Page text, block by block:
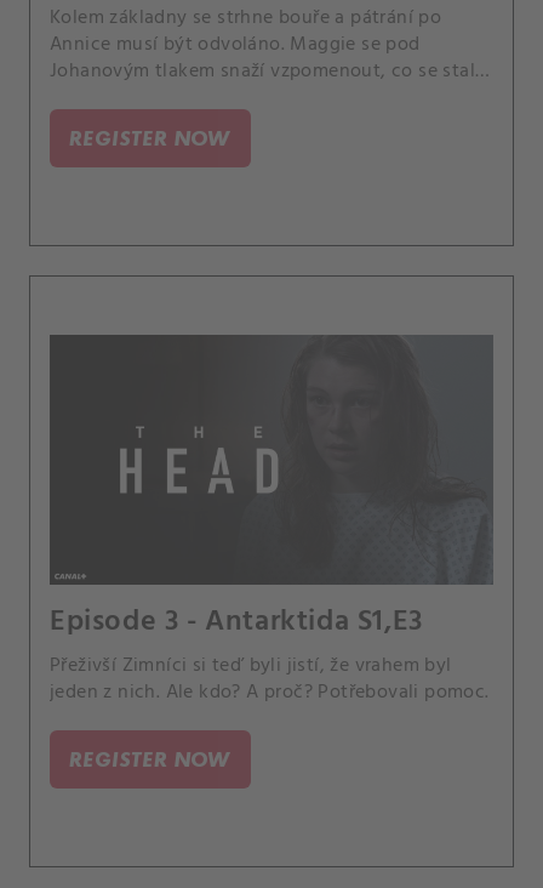
Kolem základny se strhne bouře a pátrání po
Annice musí být odvoláno. Maggie se pod
Johanovým tlakem snaží vzpomenout, co se stalo
REGISTER NOW
Episode 3 - Antarktida S1,E3
Přeživší Zimníci si teď byli jistí, že vrahem byl
jeden z nich. Ale kdo? A proč? Potřebovali pomoc.
REGISTER NOW